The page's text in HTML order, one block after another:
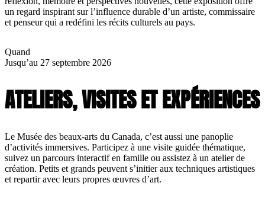
un regard inspirant sur l’influence durable d’un artiste, commissaire
et penseur qui a redéfini les récits culturels au pays.
Quand
Jusqu’au 27 septembre 2026
ATELIERS, VISITES ET EXPÉRIENCES
Le Musée des beaux-arts du Canada, c’est aussi une panoplie
d’activités immersives. Participez à une visite guidée thématique,
suivez un parcours interactif en famille ou assistez à un atelier de
création. Petits et grands peuvent s’initier aux techniques artistiques
et repartir avec leurs propres œuvres d’art.